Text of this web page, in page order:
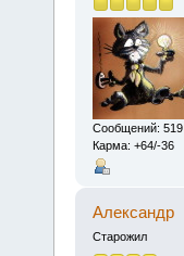
Сообщений: 519
Карма: +64/-36
Алексaндр
Старожил